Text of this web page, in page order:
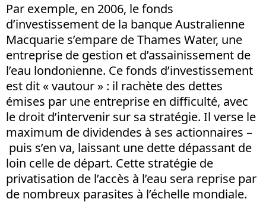
Par exemple, en 2006, le fonds
d’investissement de la banque Australienne
Macquarie s’empare de Thames Water, une
entreprise de gestion et d’assainissement de
l’eau londonienne. Ce fonds d’investissement
est dit « vautour » : il rachète des dettes
émises par une entreprise en difficulté, avec
le droit d’intervenir sur sa stratégie. Il verse le
maximum de dividendes à ses actionnaires –
puis s’en va, laissant une dette dépassant de
loin celle de départ. Cette stratégie de
privatisation de l’accès à l’eau sera reprise par
de nombreux parasites à l’échelle mondiale.